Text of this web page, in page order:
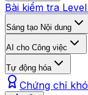
Bài kiểm tra Level
Sáng tạo Nội dung
AI cho Công việc
Tự động hóa
Chứng chỉ